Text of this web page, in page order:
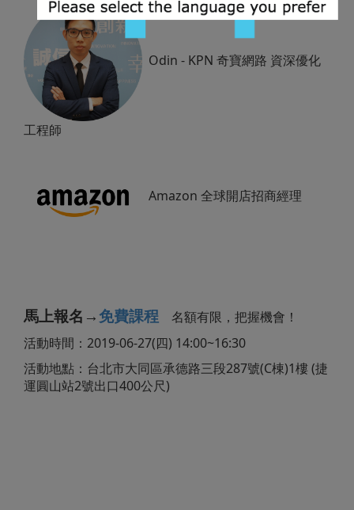
Odin - KPN 奇寶網路 資深優化
工程師
Amazon 全球開店招商經理
馬上報名→免費課程
名額有限，把握機會！
活動時間：2019-06-27(四) 14:00~16:30
活動地點：台北市大同區承德路三段287號(C棟)1樓 (捷
運圓山站2號出口400公尺)